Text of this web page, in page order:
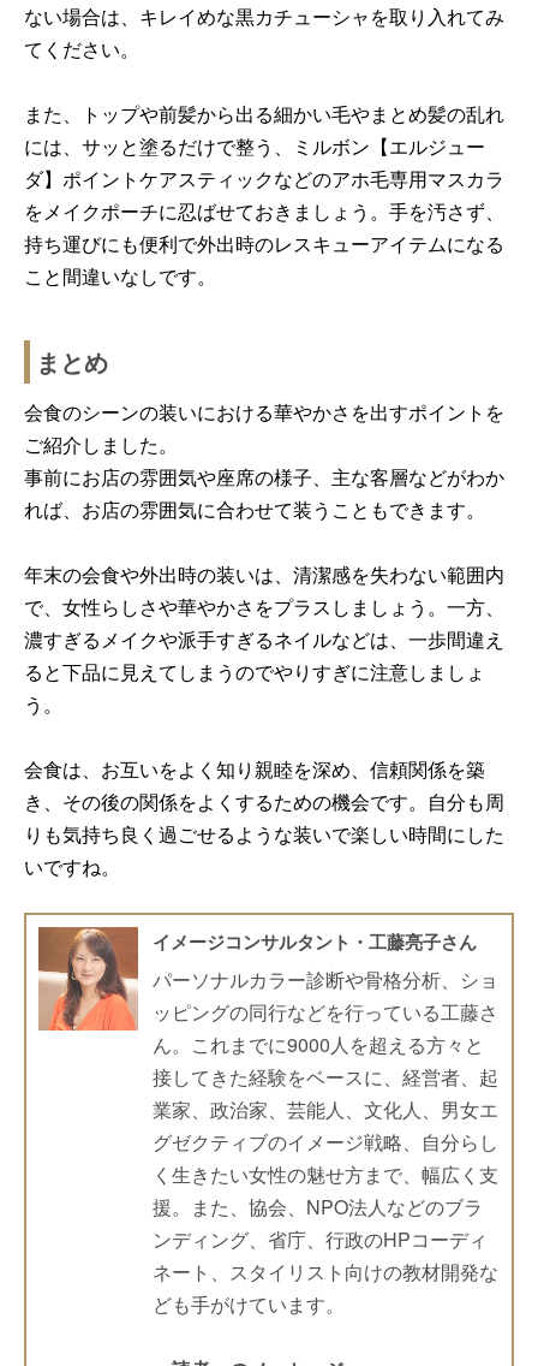
ない場合は、キレイめな黒カチューシャを取り入れてみ
てください。
また、トップや前髪から出る細かい毛やまとめ髪の乱れ
には、サッと塗るだけで整う、ミルボン【エルジュー
ダ】ポイントケアスティックなどのアホ毛専用マスカラ
をメイクポーチに忍ばせておきましょう。手を汚さず、
持ち運びにも便利で外出時のレスキューアイテムになる
こと間違いなしです。
まとめ
会食のシーンの装いにおける華やかさを出すポイントを
ご紹介しました。
事前にお店の雰囲気や座席の様子、主な客層などがわか
れば、お店の雰囲気に合わせて装うこともできます。
年末の会食や外出時の装いは、清潔感を失わない範囲内
で、女性らしさや華やかさをプラスしましょう。一方、
濃すぎるメイクや派手すぎるネイルなどは、一歩間違え
ると下品に見えてしまうのでやりすぎに注意しましょ
う。
会食は、お互いをよく知り親睦を深め、信頼関係を築
き、その後の関係をよくするための機会です。自分も周
りも気持ち良く過ごせるような装いで楽しい時間にした
いですね。
イメージコンサルタント・工藤亮子さん
パーソナルカラー診断や骨格分析、ショ
ッピングの同行などを行っている工藤さ
ん。これまでに9000人を超える方々と
接してきた経験をベースに、経営者、起
業家、政治家、芸能人、文化人、男女エ
グゼクティブのイメージ戦略、自分らし
く生きたい女性の魅せ方まで、幅広く支
援。また、協会、NPO法人などのブラ
ンディング、省庁、行政のHPコーディ
ネート、スタイリスト向けの教材開発な
ども手がけています。